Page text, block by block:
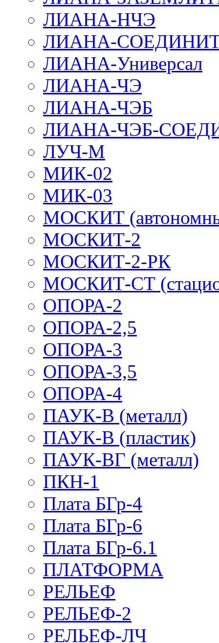
ЛИАНА-НЧЭ
ЛИАНА-
ЛИАНА-Универсал
ЛИАНА-ЧЭ
ЛИАНА-ЧЭБ
ЛИАНА-ЧЭБ-
ЛУЧ-М
МИК-02
МИК-03
МОСКИТ
МОСКИТ-2
МОСКИТ-2-РК
МОСКИТ-СТ
ОПОРА-2
ОПОРА-2,5
ОПОРА-3
ОПОРА-3,5
ОПОРА-4
ПАУК-В (металл)
ПАУК-В (пластик)
ПАУК-ВГ (металл)
ПКН-1
Плата БГр-4
Плата БГр-6
Плата БГр-6.1
ПЛАТФОРМА
РЕЛЬЕФ
РЕЛЬЕФ-2
РЕЛЬЕФ-ЛЧ